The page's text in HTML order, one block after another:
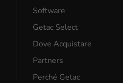
Software
Getac Select
Dove Acquistare
Partners
Perché Getac